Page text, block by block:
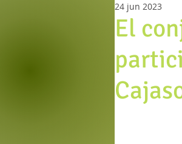
El
24 jun 2023